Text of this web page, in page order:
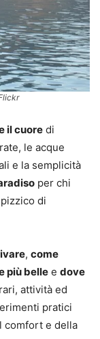
il cuore di
le acque
e la semplicità
per chi
di
, come
più belle e dove
attività ed
pratici
comfort e della